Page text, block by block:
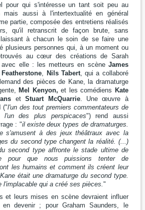
pour qui s'intéresse un tant soit peu au
mais aussi à l'intertextualité en général
partie, composée des entretiens réalisés
qu'il retranscrit de façon brute, sans
laissant à chacun le soin de se faire une
plusieurs personnes qui, à un moment ou
au cœur des créations de Sarah
elle : les metteurs en scène James
Nils Tabert, qui a collaboré
des pièces de Kane, la dramaturge
Mel Kenyon, et les comédiens Kate
etStuart McQuarrie. Une œuvre à
("l'un des tout premiers commentateurs de
des plus perspicaces") rend aussi
: "il existe deux types de dramaturges.
s'amusent à des jeux théâtraux avec la
du second type changent la réalité. (...)
second type affronte le stade ultime de
pour que nous puissions tenter de
les humains et comment ils créent leur
était une dramaturge du second type.
l'implacable qui a créé ses pièces. "
et leurs mises en scène devraient influer
devenir ; pour Graham Saunders, le